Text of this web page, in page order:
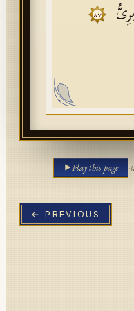
٨٧
Play this page ·
← PREVIOUS